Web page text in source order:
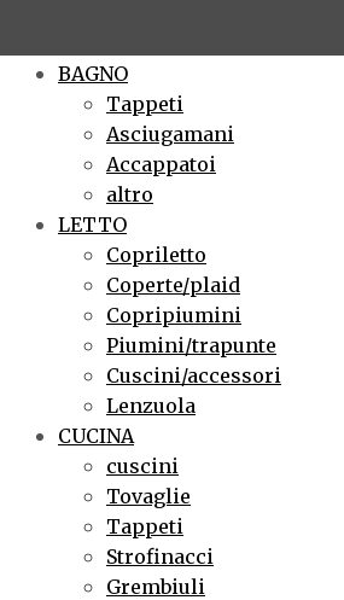
BAGNO
Tappeti
Asciugamani
Accappatoi
altro
LETTO
Copriletto
Coperte/plaid
Copripiumini
Piumini/trapunte
Cuscini/accessori
Lenzuola
CUCINA
cuscini
Tovaglie
Tappeti
Strofinacci
Grembiuli